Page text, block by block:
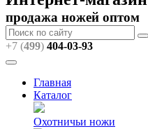
продажа ножей оптом
+7 (499) 404-03-93
Главная
Каталог
Охотничьи ножи